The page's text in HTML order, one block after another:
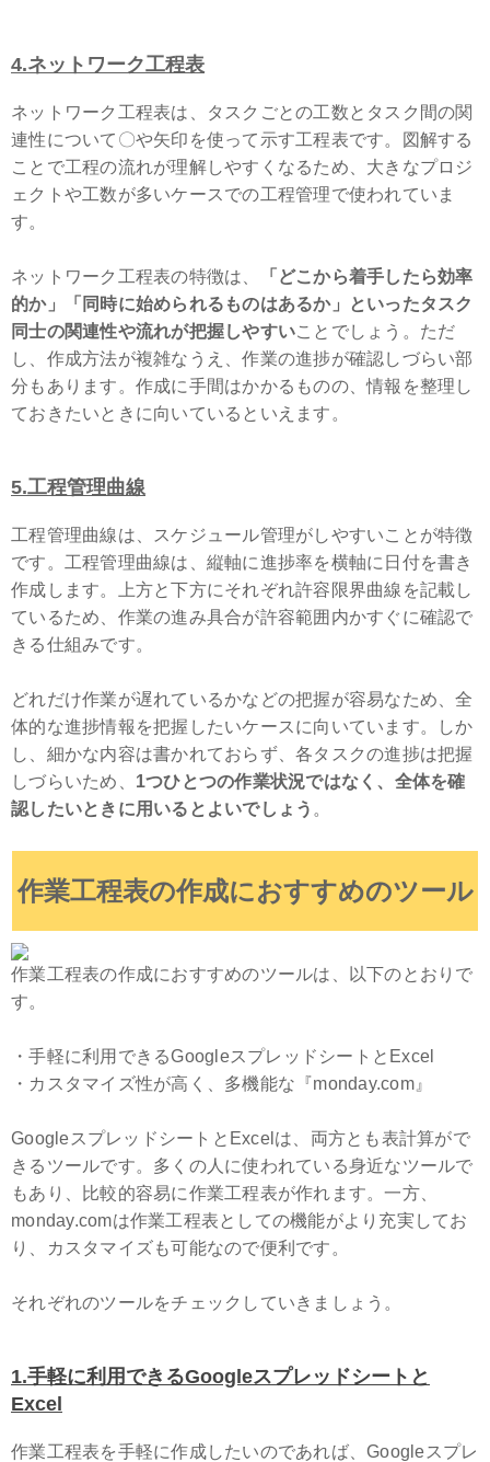
4.ネットワーク工程表
ネットワーク工程表は、タスクごとの工数とタスク間の関
連性について〇や矢印を使って示す工程表です。図解する
ことで工程の流れが理解しやすくなるため、大きなプロジ
ェクトや工数が多いケースでの工程管理で使われていま
す。
ネットワーク工程表の特徴は、
「どこから着手したら効率
的か」「同時に始められるものはあるか」といったタスク
同士の関連性や流れが把握しやすいことでしょう。ただ
し、作成方法が複雑なうえ、作業の進捗が確認しづらい部
分もあります。作成に手間はかかるものの、情報を整理し
ておきたいときに向いているといえます。
5.工程管理曲線
工程管理曲線は、スケジュール管理がしやすいことが特徴
です。工程管理曲線は、縦軸に進捗率を横軸に日付を書き
作成します。上方と下方にそれぞれ許容限界曲線を記載し
ているため、作業の進み具合が許容範囲内かすぐに確認で
きる仕組みです。
どれだけ作業が遅れているかなどの把握が容易なため、全
体的な進捗情報を把握したいケースに向いています。しか
し、細かな内容は書かれておらず、各タスクの進捗は把握
しづらいため、 1つひとつの作業状況ではなく、全体を確
認したいときに用いるとよいでしょう 。
作業工程表の作成におすすめのツール
作業工程表の作成におすすめのツールは、以下のとおりで
す。
・手軽に利用できるGoogleスプレッドシートとExcel
・カスタマイズ性が高く、多機能な『monday.com』
GoogleスプレッドシートとExcelは、両方とも表計算がで
きるツールです。多くの人に使われている身近なツールで
もあり、比較的容易に作業工程表が作れます。一方、
monday.comは作業工程表としての機能がより充実してお
り、カスタマイズも可能なので便利です。
それぞれのツールをチェックしていきましょう。
1.手軽に利用できるGoogleスプレッドシートと
Excel
作業工程表を手軽に作成したいのであれば、Googleスプレ